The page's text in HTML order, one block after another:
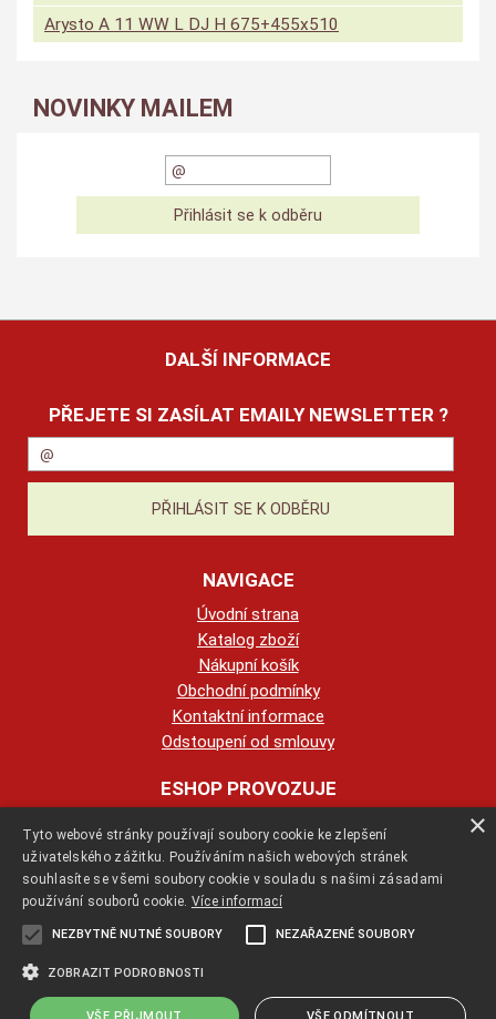
Arysto A 11 WW L DJ H 675+455x510
NOVINKY MAILEM
DALŠÍ INFORMACE
PŘEJETE SI ZASÍLAT EMAILY NEWSLETTER ?
NAVIGACE
Úvodní strana
Katalog zboží
Nákupní košík
Obchodní podmínky
Kontaktní informace
Odstoupení od smlouvy
ESHOP PROVOZUJE
123KRBY s.r.o.
+420 774 422 239
info@123krby.cz
×
Tyto webové stránky používají soubory cookie ke zlepšení
uživatelského zážitku. Používáním našich webových stránek
souhlasíte se všemi soubory cookie v souladu s našimi zásadami
používání souborů cookie. Více informací
NEZBYTNĚ NUTNÉ SOUBORY NEZAŘAZENÉ SOUBORY
ZOBRAZIT PODROBNOSTI